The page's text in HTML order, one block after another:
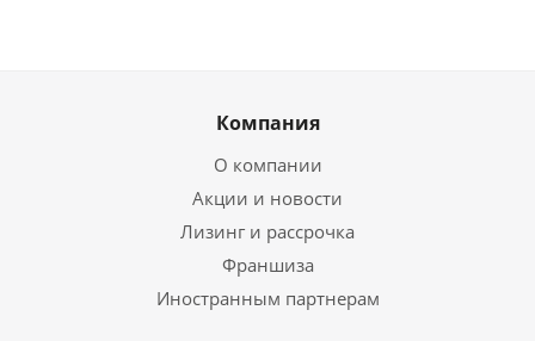
Компания
О компании
Акции и новости
Лизинг и рассрочка
Франшиза
Иностранным партнерам